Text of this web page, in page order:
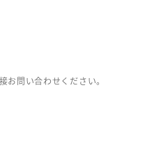
お問い合わせください。